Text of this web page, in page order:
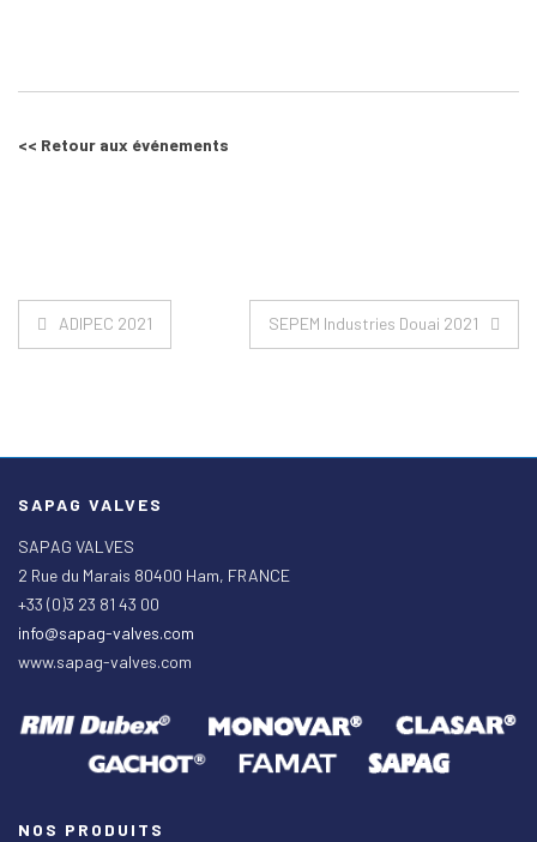
<< Retour aux événements
Navigation
ADIPEC 2021 SEPEM Industries Douai 2021
SAPAG VALVES
SAPAG VALVES
2 Rue du Marais 80400 Ham, FRANCE
+33 (0)3 23 81 43 00
info@sapag-valves.com
www.sapag-valves.com
NOS PRODUITS